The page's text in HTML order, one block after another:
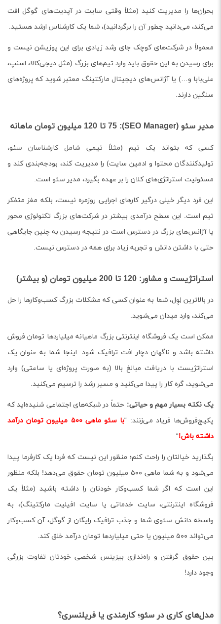
بحران‌ها را مدیریت کنید (مثلاً وقتی سایت در آپدیت‌های گوگل افت
می‌کند، می‌دانید چطور آن را برگردانید)، شما یک کارشناس ارشد هستید.
معمولاً در شرکت‌های کوچک جای رشد زیادی برای این پوزیشن نیست و
برای رسیدن به این حقوق باید وارد تیم‌های بزرگ (مثل دیجی‌کالا، اسنپ،
علی‌بابا و…) یا آژانس‌های دیجیتال مارکتینگ معتبر شوید که پروژه‌های
سنگین دارند.
مدیر سئو (SEO Manager): 75 تا 120 میلیون تومان ماهانه
کسی که بتواند یک تیم (مثلاً تیمی شامل کارشناسان سئو،
تولیدکنندگان محتوا و ادمین سایت) را مدیریت کند، بودجه‌بندی کند و
مسئولیت استراتژی‌های کلان را بر عهده بگیرد، مدیر سئو است.
این فرد دیگر خیلی درگیر کارهای اجرایی روزمره نیست، بلکه مغز متفکر
تیم است. این سطح درآمدی بیشتر در شرکت‌های بزرگ تکنولوژی محور
یا آژانس‌های بزرگ در دسترس است در نتیجه رسیدن به چنین جایگاهی
حتی با داشتن دانش و تجربه زیاد برای همه در دسترس نیست.
استراتژیست و مشاور: 120 تا 200 میلیون تومان (و بیشتر)
در بالاترین لِوِل، شما به عنوان کسی که مشکلات بزرگ کسب‌وکارها را حل
می‌کند، وارد میدان می‌شوید.
ممکن است یک فروشگاه اینترنتی بزرگ ماهیانه میلیاردها تومان فروش
داشته باشد و ناگهان دچار افت ترافیک شود. اینجا شما به عنوان یک
استراتژیست با دریافت مبالغ بالا (به صورت پروژه‌ای یا ساعتی) وارد
می‌شوید، گره کار را پیدا می‌کنید و مسیر رشد را ترسیم می‌کنید.
یک نکته بسیار مهم و حیاتی: حتماً در شبکه‌های اجتماعی شنیده‌اید که
پکیج‌فروش‌ها فریاد می‌زنند: “
با سئو ماهی ۵۰۰ میلیون تومان درآمد
داشته باش!“.
بگذارید خیالتان را راحت کنم؛ منظور این نیست که فردا یک کارفرما پیدا
می‌شود و به شما ماهی ۵۰۰ میلیون تومان حقوق می‌دهد! بلکه منظور
این است که اگر شما کسب‌وکار خودتان را داشته باشید (مثلاً یک
فروشگاه اینترنتی، سایت خدماتی یا سایت افیلیت مارکتینگ)، به
واسطه دانش سئوی شما و جذب ترافیک رایگان از گوگل، آن کسب‌وکار
می‌تواند ۵۰۰ میلیون یا حتی میلیاردها تومان درآمد خلق کند.
بین حقوق گرفتن و راه‌ندازی بیزینس شخصی خودتان تفاوت بزرگی
وجود دارد!
مدل‌های کاری در سئو؛ کارمندی یا فریلنسری؟